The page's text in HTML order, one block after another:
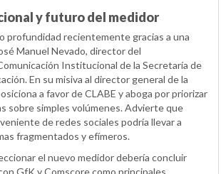
y futuro del medidor
profundidad recientemente gracias a una
Manuel Nevado, director del
Institucional de la Secretaría de
En su misiva al director general de la
a favor de CLABE y aboga por priorizar
sobre simples volúmenes. Advierte que
de redes sociales podría llevar a
fragmentados y efímeros.
el nuevo medidor debería concluir
GfK y Comscore como principales